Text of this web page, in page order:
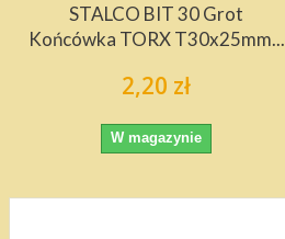
STALCO BIT 30 Grot
Końcówka TORX T30x25mm...
2,20 zł
W magazynie